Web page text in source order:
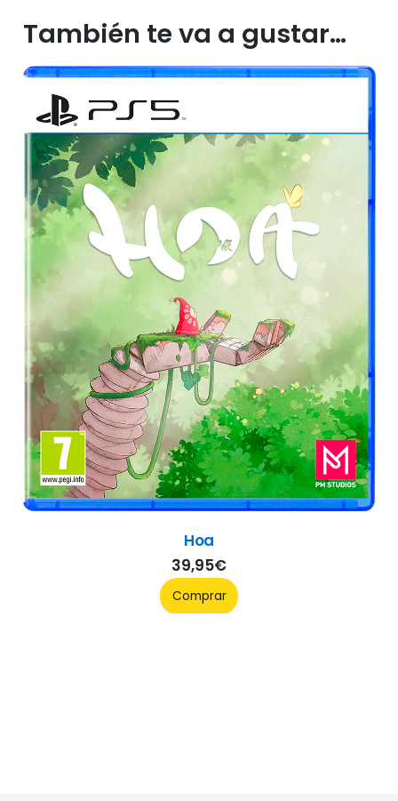
También te va a gustar…
Hoa
39,95€
Comprar